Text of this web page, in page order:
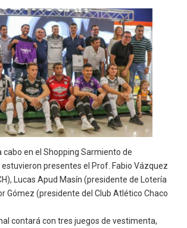
cabo en el Shopping Sarmiento de
estuvieron presentes el Prof. Fabio Vázquez
Lucas Apud Masín (presidente de Lotería
Gómez (presidente del Club Atlético Chaco
contará con tres juegos de vestimenta,